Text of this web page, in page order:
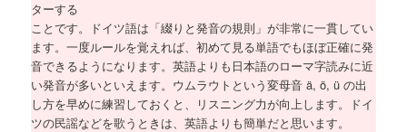
ターする
ことです。ドイツ語は「綴りと発音の規則」が非常に一貫してい
ます。一度ルールを覚えれば、初めて見る単語でもほぼ正確に発
音できるようになります。英語よりも日本語のローマ字読みに近
い発音が多いといえます。ウムラウトという変母音 ä, ö, ü の出
し方を早めに練習しておくと、リスニング力が向上します。ドイ
ツの民謡などを歌うときは、英語よりも簡単だと思います。